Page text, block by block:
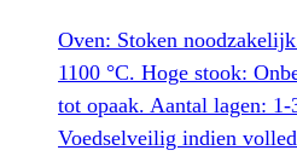
Oven: Stoken
1100 °C. Hoge stook:
tot opaak. Aantal lagen:
Voedselveilig indien